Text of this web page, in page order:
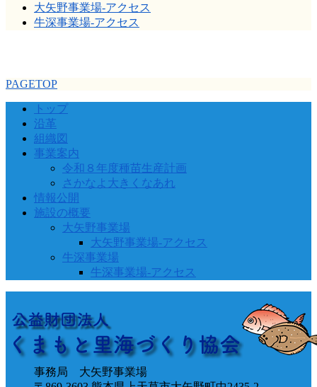
大矢野事業場-アクセス
牛深事業場-アクセス
PAGETOP
トップ
沿革
組織図
事業案内
令和８年度種苗生産計画
さかなよ大きくなあれ
情報公開
施設の概要
大矢野事業場
大矢野事業場-アクセス
牛深事業場
牛深事業場-アクセス
事務局 大矢野事業場